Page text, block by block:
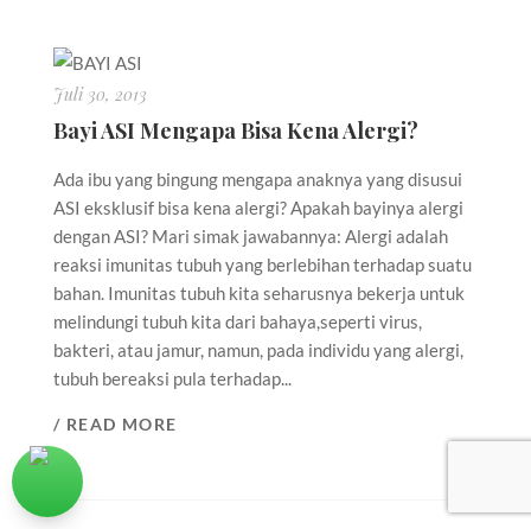
Juli 30, 2013
Bayi ASI Mengapa Bisa Kena Alergi?
Ada ibu yang bingung mengapa anaknya yang disusui
ASI eksklusif bisa kena alergi? Apakah bayinya alergi
dengan ASI? Mari simak jawabannya: Alergi adalah
reaksi imunitas tubuh yang berlebihan terhadap suatu
bahan. Imunitas tubuh kita seharusnya bekerja untuk
melindungi tubuh kita dari bahaya,seperti virus,
bakteri, atau jamur, namun, pada individu yang alergi,
tubuh bereaksi pula terhadap...
/ READ MORE